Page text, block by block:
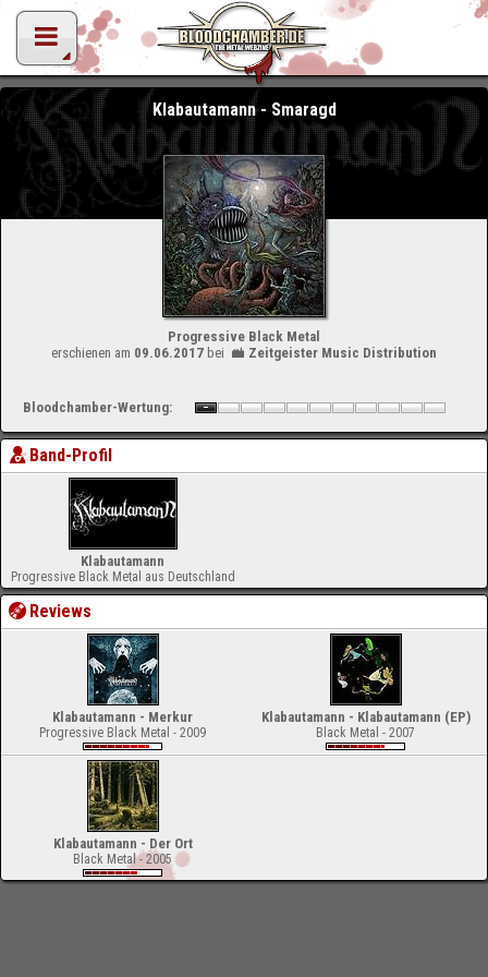
Klabautamann - Smaragd
Progressive Black Metal
erschienen am 09.06.2017 bei Zeitgeister Music Distribution
Bloodchamber-Wertung:
Band-Profil
Klabautamann
Progressive Black Metal aus Deutschland
Reviews
Klabautamann - Merkur
Progressive Black Metal - 2009
Klabautamann - Klabautamann (EP)
Black Metal - 2007
Klabautamann - Der Ort
Black Metal - 2005